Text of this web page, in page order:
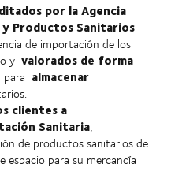
por la Agencia
y Productos Sanitarios
de importación de los
y valorados de forma
para almacenar
clientes a
Sanitaria,
de productos sanitarios de
espacio para su mercancía